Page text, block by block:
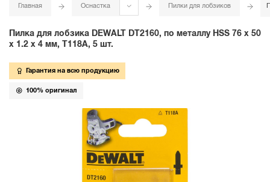
Главная Оснастка Пилки для лобзиков
Пилка для лобзика DEWALT DT2160, по металлу HSS 76 x 50
x 1.2 x 4 мм, T118A, 5 шт.
Гарантия на всю продукцию
100% оригинал